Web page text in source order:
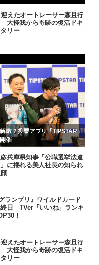
えたオートレーサー森且行
大怪我から奇跡の復活ドキ
リー
散？投票アプリ「TIPSTAR」
催
兵庫県知事「公職選挙法違
に揺れる美人社長の知られ
グランプリ』ワイルドカード
日 TVer「いいね」ランキ
！
えたオートレーサー森且行
大怪我から奇跡の復活ドキ
リー